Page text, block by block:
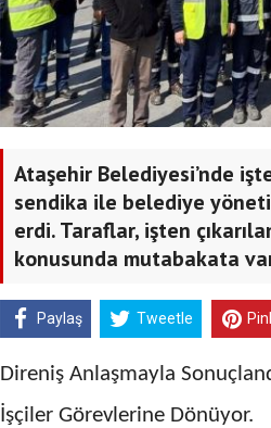
Ataşehir Belediyesi’nde
sendika ile belediye
erdi. Taraflar, işten
konusunda mutabakata
Paylaş Tweetle
Direniş Anlaşmayla
İşçiler Görevlerine Dönüyor.